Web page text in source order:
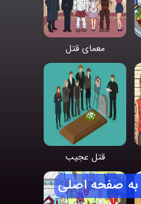
معمای قتل
قتل عجیب
صفحه اصلی